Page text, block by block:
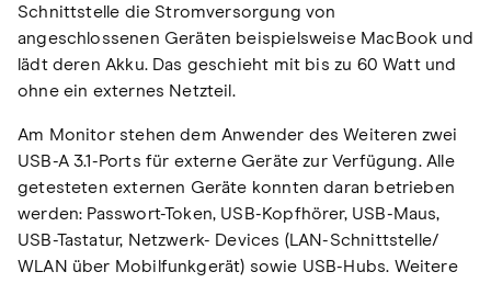
Schnittstelle die Stromversorgung von
angeschlossenen Geräten beispielsweise MacBook und
lädt deren Akku. Das geschieht mit bis zu 60 Watt und
ohne ein externes Netzteil.
Am Monitor stehen dem Anwender des Weiteren zwei
USB-A 3.1-Ports für externe Geräte zur Verfügung. Alle
getesteten externen Geräte konnten daran betrieben
werden: Passwort-Token, USB-Kopfhörer, USB-Maus,
USB-Tastatur, Netzwerk- Devices (LAN-Schnittstelle/
WLAN über Mobilfunkgerät) sowie USB-Hubs. Weitere